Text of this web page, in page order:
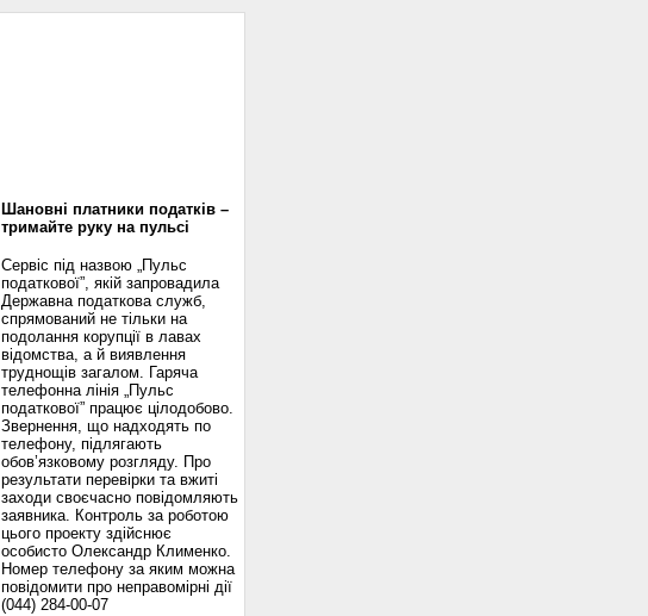
Шановні платники податків –
тримайте руку на пульсі
Сервіс під назвою „Пульс
податкової”, якій запровадила
Державна податкова служб,
спрямований не тільки на
подолання корупції в лавах
відомства, а й виявлення
труднощів загалом. Гаряча
телефонна лінія „Пульс
податкової” працює цілодобово.
Звернення, що надходять по
телефону, підлягають
обов’язковому розгляду. Про
результати перевірки та вжиті
заходи своєчасно повідомляють
заявника. Контроль за роботою
цього проекту здійснює
особисто Олександр Клименко.
Номер телефону за яким можна
повідомити про неправомірні дії
(044) 284-00-07